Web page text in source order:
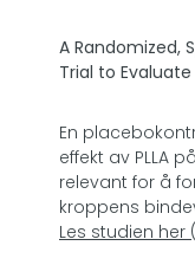
A Randomized,
Trial to Evaluate
En
effekt av PLLA
relevant for å
kroppens
Les studien her